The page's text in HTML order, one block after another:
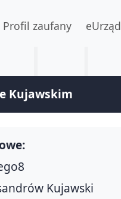
Profil zaufany eUrząd
Kujawskim
Kujawski